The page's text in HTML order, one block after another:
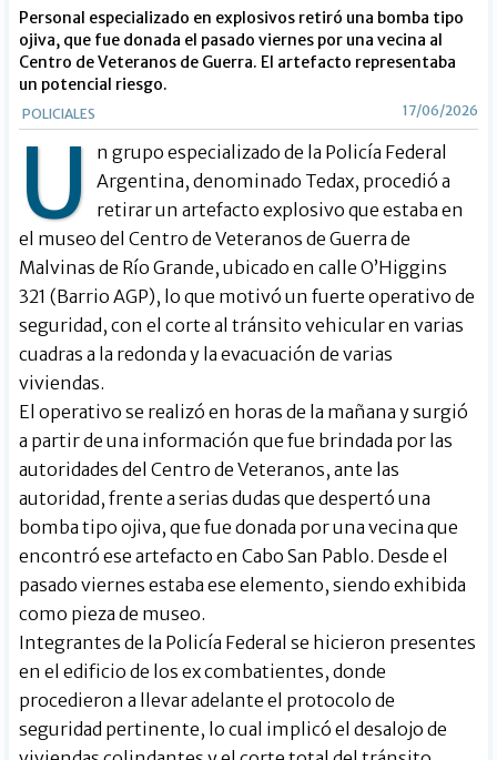
Personal especializado en explosivos retiró una bomba tipo
ojiva, que fue donada el pasado viernes por una vecina al
Centro de Veteranos de Guerra. El artefacto representaba
un potencial riesgo.
POLICIALES 17/06/2026
U
n grupo especializado de la Policía Federal
Argentina, denominado Tedax, procedió a
retirar un artefacto explosivo que estaba en
el museo del Centro de Veteranos de Guerra de
Malvinas de Río Grande, ubicado en calle O’Higgins
321 (Barrio AGP), lo que motivó un fuerte operativo de
seguridad, con el corte al tránsito vehicular en varias
cuadras a la redonda y la evacuación de varias
viviendas.
El operativo se realizó en horas de la mañana y surgió
a partir de una información que fue brindada por las
autoridades del Centro de Veteranos, ante las
autoridad, frente a serias dudas que despertó una
bomba tipo ojiva, que fue donada por una vecina que
encontró ese artefacto en Cabo San Pablo. Desde el
pasado viernes estaba ese elemento, siendo exhibida
como pieza de museo.
Integrantes de la Policía Federal se hicieron presentes
en el edificio de los ex combatientes, donde
procedieron a llevar adelante el protocolo de
seguridad pertinente, lo cual implicó el desalojo de